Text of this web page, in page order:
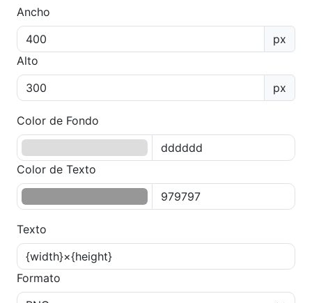
Ancho
px
Alto
px
Color de Fondo
Color de Texto
Texto
Formato